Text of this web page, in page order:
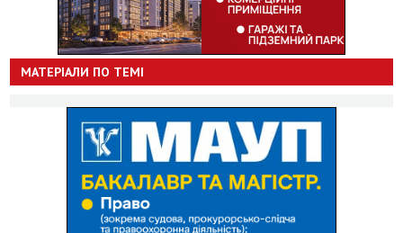
МАТЕРІАЛИ ПО ТЕМІ